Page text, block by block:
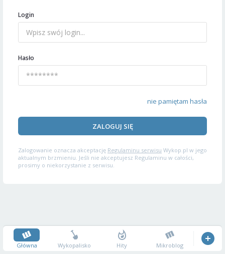
Login
Hasło
nie pamiętam hasła
ZALOGUJ SIĘ
Zalogowanie oznacza akceptację Regulaminu serwisu Wykop.pl w jego
aktualnym brzmieniu. Jeśli nie akceptujesz Regulaminu w całości,
prosimy o niekorzystanie z serwisu.
Główna Wykopalisko Hity Mikroblog